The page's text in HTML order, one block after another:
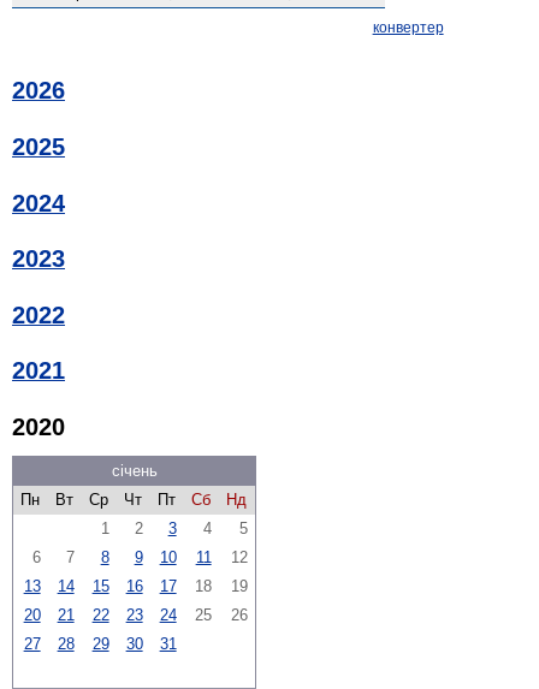
конвертер
2026
2025
2024
2023
2022
2021
2020
січень
Пн
Вт Ср Чт Пт Сб
Нд
1
2 3 4
5
6
7 8 9 10 11
12
13
14 15 16 17 18
19
20
21 22 23 24 25
26
27
28 29 30 31